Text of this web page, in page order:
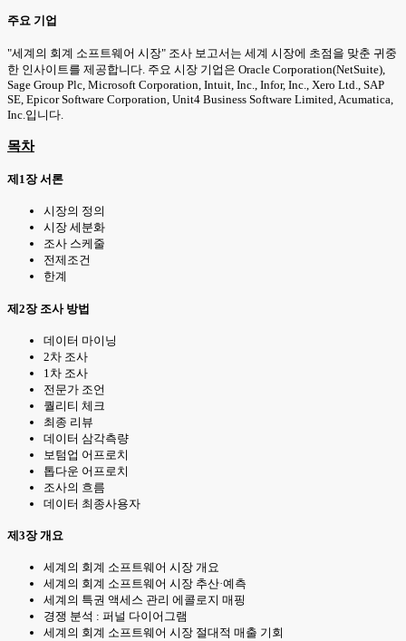
주요 기업
"세계의 회계 소프트웨어 시장" 조사 보고서는 세계 시장에 초점을 맞춘 귀중
한 인사이트를 제공합니다. 주요 시장 기업은 Oracle Corporation(NetSuite),
Sage Group Plc, Microsoft Corporation, Intuit, Inc., Infor, Inc., Xero Ltd., SAP
SE, Epicor Software Corporation, Unit4 Business Software Limited, Acumatica,
Inc.입니다.
목차
제1장 서론
시장의 정의
시장 세분화
조사 스케줄
전제조건
한계
제2장 조사 방법
데이터 마이닝
2차 조사
1차 조사
전문가 조언
퀄리티 체크
최종 리뷰
데이터 삼각측량
보텀업 어프로치
톱다운 어프로치
조사의 흐름
데이터 최종사용자
제3장 개요
세계의 회계 소프트웨어 시장 개요
세계의 회계 소프트웨어 시장 추산·예측
세계의 특권 액세스 관리 에콜로지 매핑
경쟁 분석 : 퍼널 다이어그램
세계의 회계 소프트웨어 시장 절대적 매출 기회